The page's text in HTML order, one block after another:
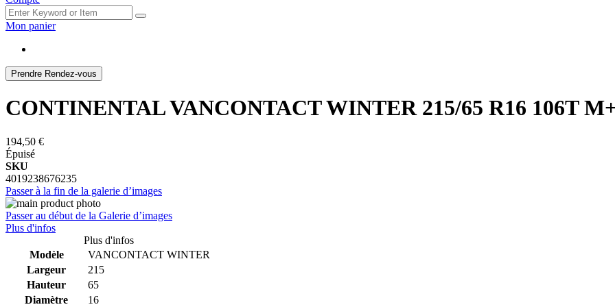
Mon panier
Prendre Rendez-vous
CONTINENTAL VANCONTACT WINTER 215/65 R16 106T
194,50 €
Épuisé
SKU
4019238676235
Passer à la fin de la galerie d’images
Passer au début de la Galerie d’images
Plus d'infos
Plus d'infos
Modèle
VANCONTACT WINTER
Largeur
215
Hauteur
65
Diamètre
16